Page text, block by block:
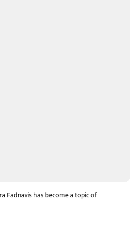
Fadnavis has become a topic of